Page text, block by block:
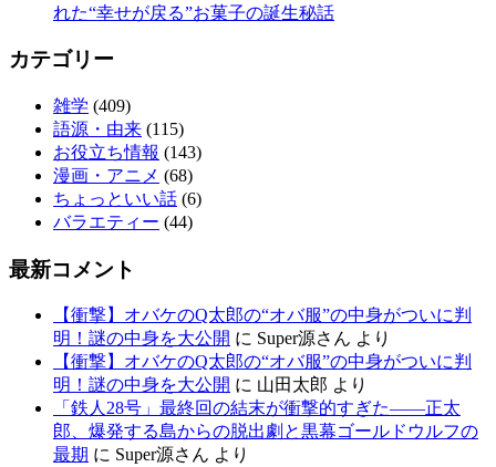
れた“幸せが戻る”お菓子の誕生秘話
カテゴリー
雑学 (409)
語源・由来 (115)
お役立ち情報 (143)
漫画・アニメ (68)
ちょっといい話 (6)
バラエティー (44)
最新コメント
【衝撃】オバケのQ太郎の“オバ服”の中身がついに判
明！謎の中身を大公開 に Super源さん より
【衝撃】オバケのQ太郎の“オバ服”の中身がついに判
明！謎の中身を大公開 に 山田太郎 より
「鉄人28号」最終回の結末が衝撃的すぎた——正太
郎、爆発する島からの脱出劇と黒幕ゴールドウルフの
最期 に Super源さん より